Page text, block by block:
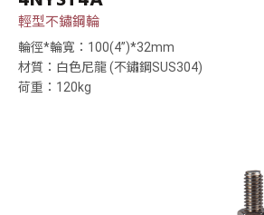
輕型不鏽鋼輪
輪徑*輪寬：100(4”)*32mm
材質：白色尼龍 (不鏽鋼SUS304)
荷重：120kg